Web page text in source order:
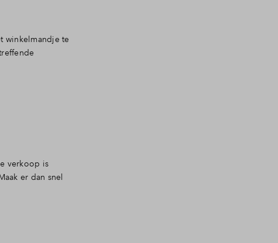
winkelmandje te
verkoop is
er dan snel